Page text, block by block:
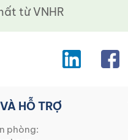
từ ​​VNHR
HỖ TRỢ
phòng: